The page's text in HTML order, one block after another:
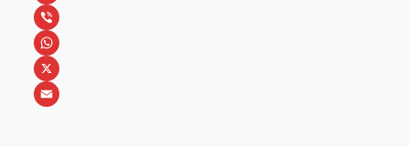
c
e
b
o
e
s
s
e
L
i
n
k
V
i
b
W
h
X